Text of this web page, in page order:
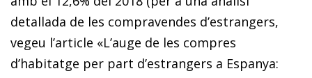
detallada de les compravendes d’estrangers,
vegeu l’article «L’auge de les compres
d’habitatge per part d’estrangers a Espanya: